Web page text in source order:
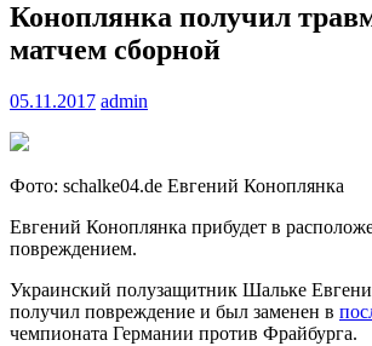
Коноплянка получил
матчем сборной
05.11.2017 admin
Фото: schalke04.de Евгений Коноплянка
Евгений Коноплянка прибудет в
повреждением.
Украинский полузащитник Шальке
получил повреждение и был заменен в
чемпионата Германии против Фрайбурга.